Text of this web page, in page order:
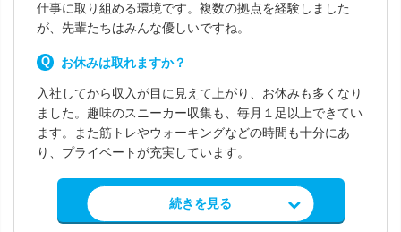
仕事に取り組める環境です。複数の拠点を経験しました
が、先輩たちはみんな優しいですね。
お休みは取れますか？
入社してから収入が目に見えて上がり、お休みも多くなり
ました。趣味のスニーカー収集も、毎月１足以上できてい
ます。また筋トレやウォーキングなどの時間も十分にあ
り、プライベートが充実しています。
求人情報を見る
続きを見る